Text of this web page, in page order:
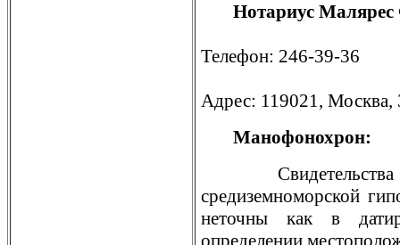
Нотариус
Телефон: 246-39-36
Адрес: 119021, Москва,
Манофонохрон:
средиземноморской
неточны как в
опредeлении